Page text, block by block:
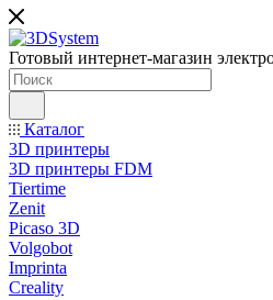
Готовый интернет-магазин
Каталог
3D принтеры
3D принтеры FDM
Tiertime
Zenit
Picaso 3D
Volgobot
Imprinta
Creality